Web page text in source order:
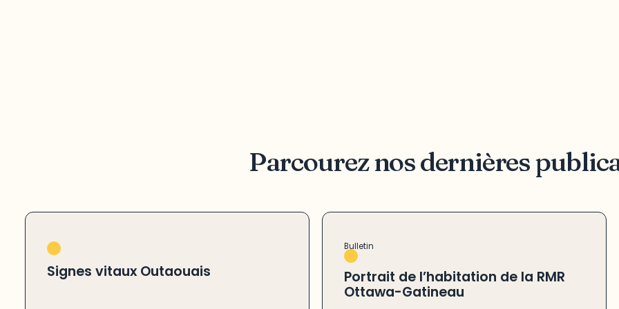
Parcourez nos dernières
Signes vitaux Outaouais
Bulletin
Portrait de l’habitation de la RMR
Ottawa-Gatineau